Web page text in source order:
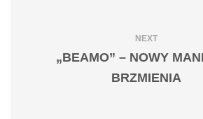
NEXT
„BEAMO” – NOWY
BRZMIENIA